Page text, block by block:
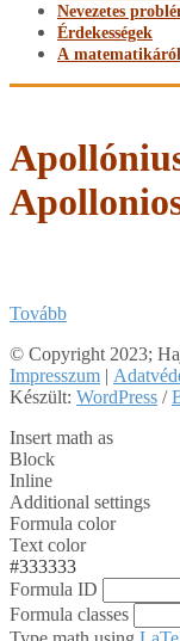
Nevezetes
Érdekességek
A matematikáról
Tovább
2018-
02-
26
© Copyright 2023;
Impresszum |
Készült: WordPress /
Insert math as
Block
Inline
Additional settings
Formula color
Text color
#333333
Formula ID
Formula classes